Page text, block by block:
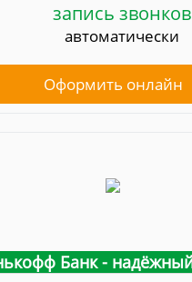
запись звонков
автоматически
Оформить онлайн
Банк -